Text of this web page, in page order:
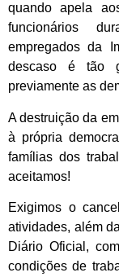
quando apela
funcionários
empregados da
descaso é tão
previamente as
A destruição da
à própria
famílias dos
aceitamos!
Exigimos o
atividades, além
Diário Oficial,
condições de